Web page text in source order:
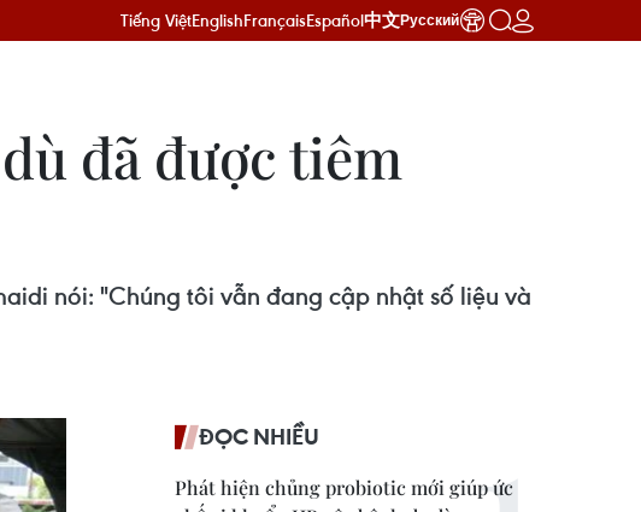
Tiếng ViệtEnglishFrançaisEspañol中文Русский
đã được tiêm
nói: "Chúng tôi vẫn đang cập nhật số liệu và
ĐỌC NHIỀU
Phát hiện chủng probiotic mới giúp ức